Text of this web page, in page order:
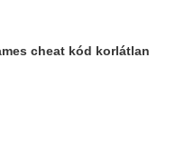
cheat kód korlátlan